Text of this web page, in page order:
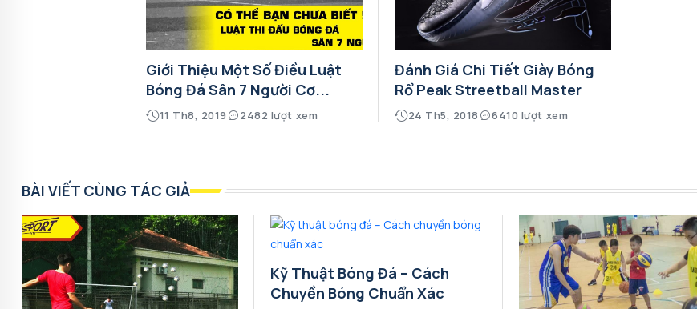
Giới Thiệu Một Số Điều Luật
Bóng Đá Sân 7 Người Cơ...
11 Th8, 2019 2482 lượt xem
Đánh Giá Chi Tiết Giày Bóng
Rổ Peak Streetball Master
24 Th5, 2018 6410 lượt xem
BÀI VIẾT CÙNG TÁC GIẢ
Kỹ Thuật Bóng Đá – Cách
Chuyền Bóng Chuẩn Xác